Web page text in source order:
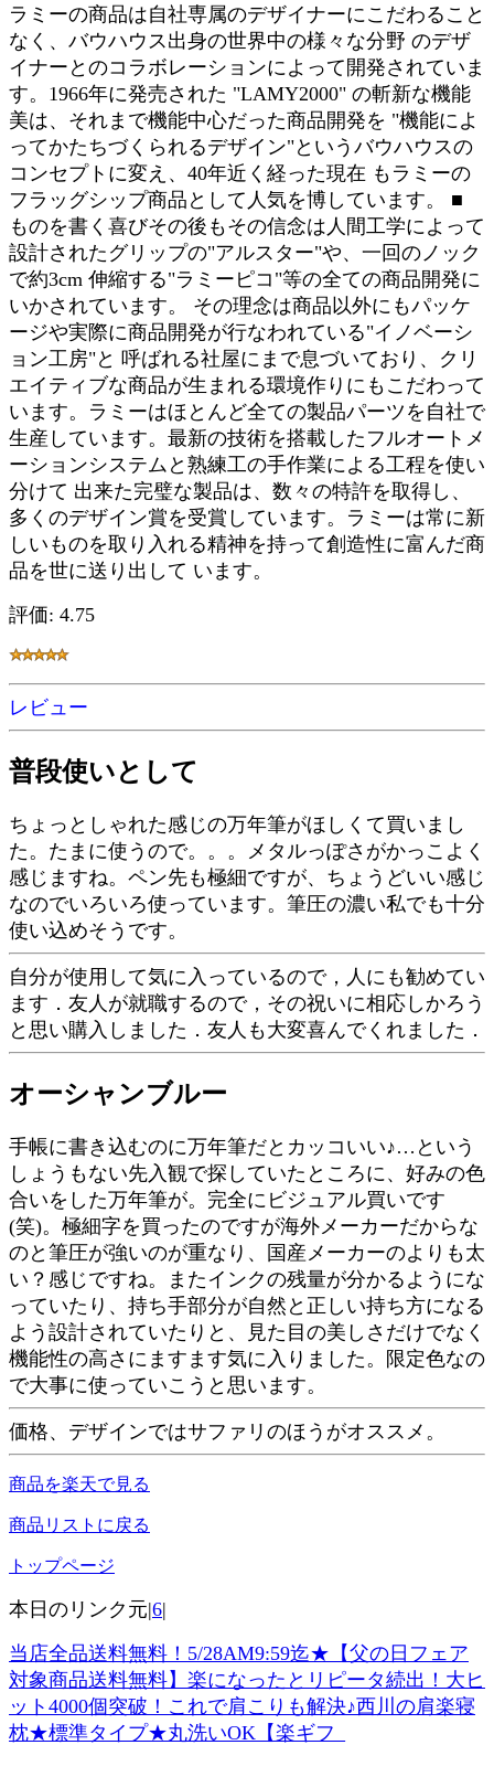
ラミーの商品は自社専属のデザイナーにこだわること
なく、バウハウス出身の世界中の様々な分野 のデザ
イナーとのコラボレーションによって開発されていま
す。1966年に発売された "LAMY2000" の斬新な機能
美は、それまで機能中心だった商品開発を "機能によ
ってかたちづくられるデザイン"というバウハウスの
コンセプトに変え、40年近く経った現在 もラミーの
フラッグシップ商品として人気を博しています。 ■
ものを書く喜びその後もその信念は人間工学によって
設計されたグリップの"アルスター"や、一回のノック
で約3cm 伸縮する"ラミーピコ"等の全ての商品開発に
いかされています。 その理念は商品以外にもパッケ
ージや実際に商品開発が行なわれている"イノベーシ
ョン工房"と 呼ばれる社屋にまで息づいており、クリ
エイティブな商品が生まれる環境作りにもこだわって
います。ラミーはほとんど全ての製品パーツを自社で
生産しています。最新の技術を搭載したフルオートメ
ーションシステムと熟練工の手作業による工程を使い
分けて 出来た完璧な製品は、数々の特許を取得し、
多くのデザイン賞を受賞しています。ラミーは常に新
しいものを取り入れる精神を持って創造性に富んだ商
品を世に送り出して います。
評価: 4.75
レビュー
普段使いとして
ちょっとしゃれた感じの万年筆がほしくて買いまし
た。たまに使うので。。。メタルっぽさがかっこよく
感じますね。ペン先も極細ですが、ちょうどいい感じ
なのでいろいろ使っています。筆圧の濃い私でも十分
使い込めそうです。
自分が使用して気に入っているので，人にも勧めてい
ます．友人が就職するので，その祝いに相応しかろう
と思い購入しました．友人も大変喜んでくれました．
オーシャンブルー
手帳に書き込むのに万年筆だとカッコいい♪…という
しょうもない先入観で探していたところに、好みの色
合いをした万年筆が。完全にビジュアル買いです
(笑)。極細字を買ったのですが海外メーカーだからな
のと筆圧が強いのが重なり、国産メーカーのよりも太
い？感じですね。またインクの残量が分かるようにな
っていたり、持ち手部分が自然と正しい持ち方になる
よう設計されていたりと、見た目の美しさだけでなく
機能性の高さにますます気に入りました。限定色なの
で大事に使っていこうと思います。
価格、デザインではサファリのほうがオススメ。
商品を楽天で見る
商品リストに戻る
トップページ
本日のリンク元|6|
当店全品送料無料！5/28AM9:59迄★【父の日フェア
対象商品送料無料】楽になったとリピータ続出！大ヒ
ット4000個突破！これで肩こりも解決♪西川の肩楽寝
枕★標準タイプ★丸洗いOK【楽ギフ_